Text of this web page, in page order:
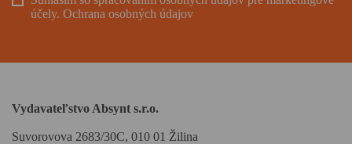
účely. Ochrana osobných údajov
Vydavateľstvo Absynt s.r.o.
Suvorovova 2683/30C, 010 01 Žilina